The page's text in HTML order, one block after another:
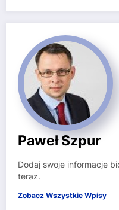
Paweł Szpur
Dodaj swoje informacje
teraz.
Zobacz Wszystkie Wpisy